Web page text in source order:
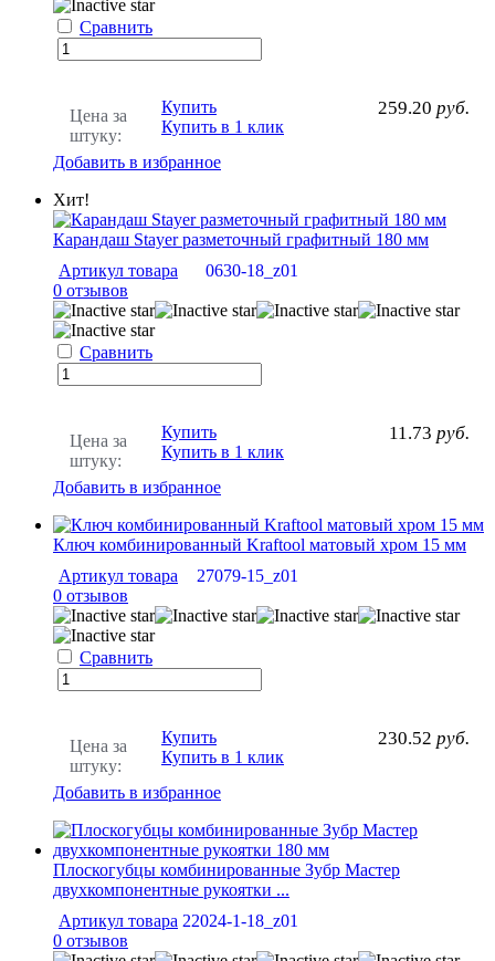
Сравнить
Цена за
штуку:
259.20 руб.
Купить
Купить в 1 клик
Добавить в избранное
Хит!
Карандаш Stayer разметочный графитный 180 мм
Артикул товара
0630-18_z01
0 отзывов
Сравнить
Цена за
штуку:
11.73 руб.
Купить
Купить в 1 клик
Добавить в избранное
Ключ комбинированный Kraftool матовый хром 15 мм
Артикул товара
27079-15_z01
0 отзывов
Сравнить
Цена за
штуку:
230.52 руб.
Купить
Купить в 1 клик
Добавить в избранное
Плоскогубцы комбинированные Зубр Мастер
двухкомпонентные рукоятки ...
Артикул товара 22024-1-18_z01
0 отзывов